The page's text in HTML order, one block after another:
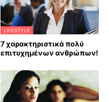
LIFESTYLE
7 χαρακτηριστικά πολύ
επιτυχημένων ανθρώπων!